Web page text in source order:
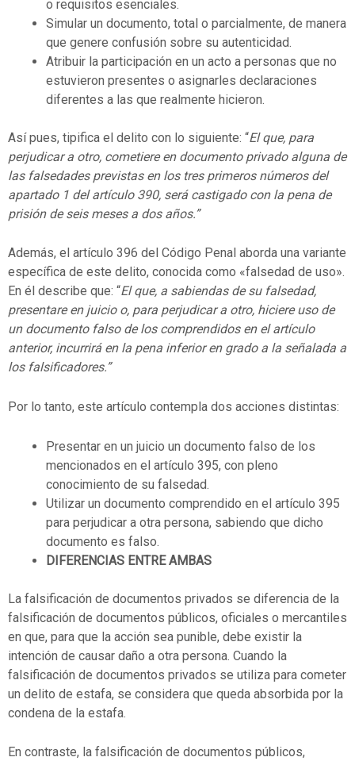
o requisitos esenciales.
Simular un documento, total o parcialmente, de manera
que genere confusión sobre su autenticidad.
Atribuir la participación en un acto a personas que no
estuvieron presentes o asignarles declaraciones
diferentes a las que realmente hicieron.
Así pues, tipifica el delito con lo siguiente: “El que, para
perjudicar a otro, cometiere en documento privado alguna de
las falsedades previstas en los tres primeros números del
apartado 1 del artículo 390, será castigado con la pena de
prisión de seis meses a dos años.”
Además, el artículo 396 del Código Penal aborda una variante
específica de este delito, conocida como «falsedad de uso».
En él describe que: “El que, a sabiendas de su falsedad,
presentare en juicio o, para perjudicar a otro, hiciere uso de
un documento falso de los comprendidos en el artículo
anterior, incurrirá en la pena inferior en grado a la señalada a
los falsificadores.”
Por lo tanto, este artículo contempla dos acciones distintas:
Presentar en un juicio un documento falso de los
mencionados en el artículo 395, con pleno
conocimiento de su falsedad.
Utilizar un documento comprendido en el artículo 395
para perjudicar a otra persona, sabiendo que dicho
documento es falso.
DIFERENCIAS ENTRE AMBAS
La falsificación de documentos privados se diferencia de la
falsificación de documentos públicos, oficiales o mercantiles
en que, para que la acción sea punible, debe existir la
intención de causar daño a otra persona. Cuando la
falsificación de documentos privados se utiliza para cometer
un delito de estafa, se considera que queda absorbida por la
condena de la estafa.
En contraste, la falsificación de documentos públicos,